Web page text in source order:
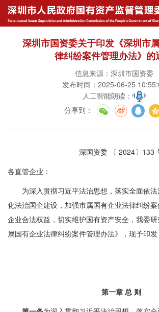
深圳市国资委关于印发《深圳市
律纠纷案件管理办法》的
信息来源：深圳市国资委
发布时间：2025-06-25
人工智能朗读：
分享到 ：
深国资委 〔 2024〕133
各直管企业：
为深入贯彻习近平法治思想，落实全面依法
化法治国企建设，加强市属国有企业法律纠纷
企业合法权益，切实维护国有资产安全，我委
属国有企业法律纠纷案件管理办法》，现予印发
第一章 总 则